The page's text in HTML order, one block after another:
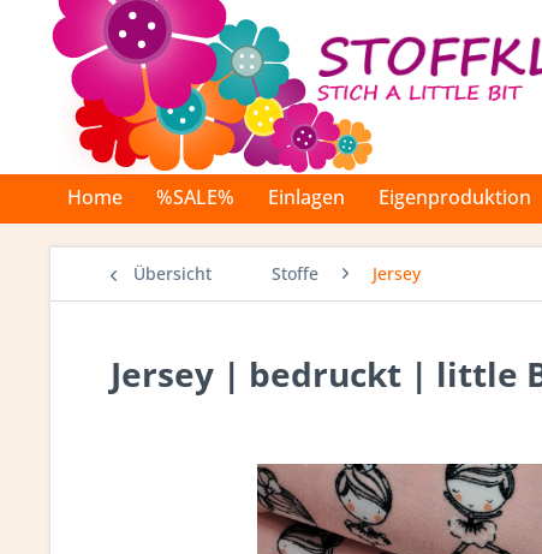
Home %SALE% Einlagen Eigenproduktion
Übersicht Stoffe Jersey
Jersey | bedruckt | little